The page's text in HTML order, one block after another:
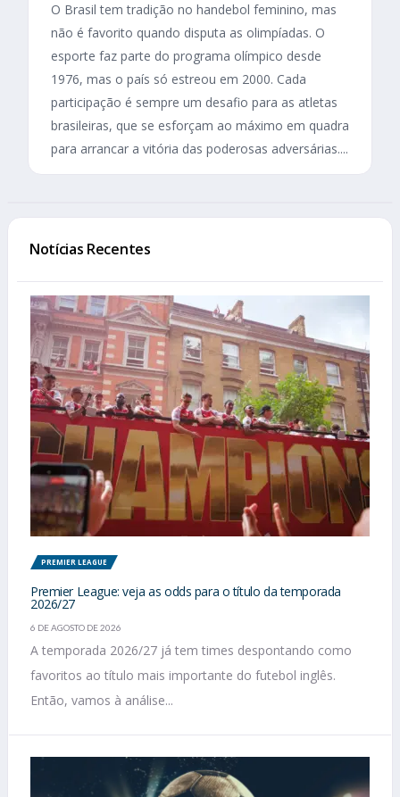
O Brasil tem tradição no handebol feminino, mas
não é favorito quando disputa as olimpíadas. O
esporte faz parte do programa olímpico desde
1976, mas o país só estreou em 2000. Cada
participação é sempre um desafio para as atletas
brasileiras, que se esforçam ao máximo em quadra
para arrancar a vitória das poderosas adversárias....
Notícias Recentes
PREMIER LEAGUE
Premier League: veja as odds para o título da temporada
2026/27
6 DE AGOSTO DE 2026
A temporada 2026/27 já tem times despontando como
favoritos ao título mais importante do futebol inglês.
Então, vamos à análise...